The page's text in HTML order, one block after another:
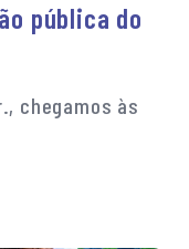
pública do
chegamos às